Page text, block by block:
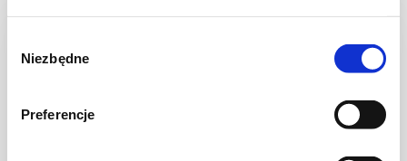
zgody
Niezbędne
Preferencje